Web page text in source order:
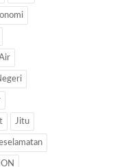
Jitu